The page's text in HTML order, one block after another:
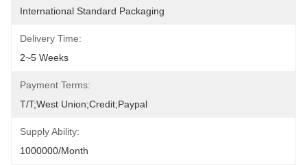
International Standard Packaging
Delivery Time:
2~5 Weeks
Payment Terms:
T/T;West Union;Credit;Paypal
Supply Ability:
1000000/month